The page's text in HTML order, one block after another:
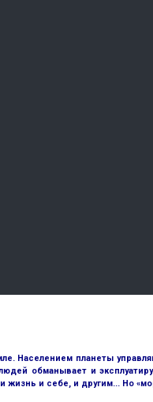
Населением планеты
обманывает и
и себе, и другим... Но